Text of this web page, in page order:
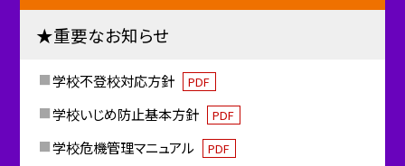
★重要なお知らせ
学校不登校対応方針 PDF
学校いじめ防止基本方針 PDF
学校危機管理マニュアル PDF